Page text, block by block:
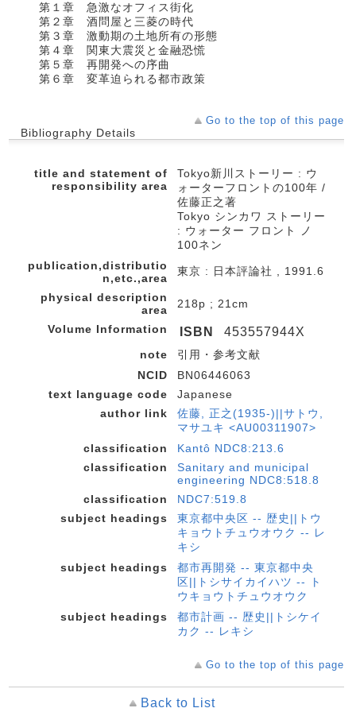
第１章 急激なオフィス街化
第２章 酒問屋と三菱の時代
第３章 激動期の土地所有の形態
第４章 関東大震災と金融恐慌
第５章 再開発への序曲
第６章 変革迫られる都市政策
Go to the top of this page
Bibliography Details
title and statement of
responsibility area
Tokyo新川ストーリー : ウ
ォーターフロントの100年 /
佐藤正之著
Tokyo シンカワ ストーリー
: ウォーター フロント ノ
100ネン
publication,distributio
n,etc.,area
東京 : 日本評論社 , 1991.6
physical description
area
218p ; 21cm
Volume Information
ISBN 453557944X
note
引用・参考文献
NCID
BN06446063
text language code
Japanese
author link
佐藤, 正之(1935-)||サトウ,
マサユキ <AU00311907>
classification
Kantô NDC8:213.6
classification
Sanitary and municipal
engineering NDC8:518.8
classification
NDC7:519.8
subject headings
東京都中央区 -- 歴史||トウ
キョウトチュウオウク -- レ
キシ
subject headings
都市再開発 -- 東京都中央
区||トシサイカイハツ -- ト
ウキョウトチュウオウク
subject headings
都市計画 -- 歴史||トシケイ
カク -- レキシ
Go to the top of this page
Back to List